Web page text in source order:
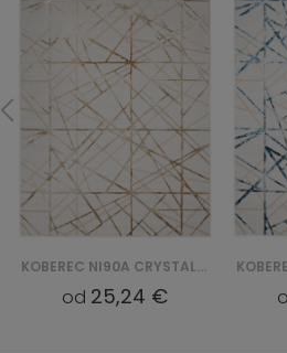
KOBEREC NI90A CRYSTAL GYU - BEŻOWY
od 25,24 €